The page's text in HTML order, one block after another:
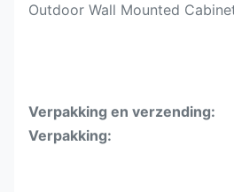
Outdoor Wall Mounted
Verpakking en verzending:
Verpakking: